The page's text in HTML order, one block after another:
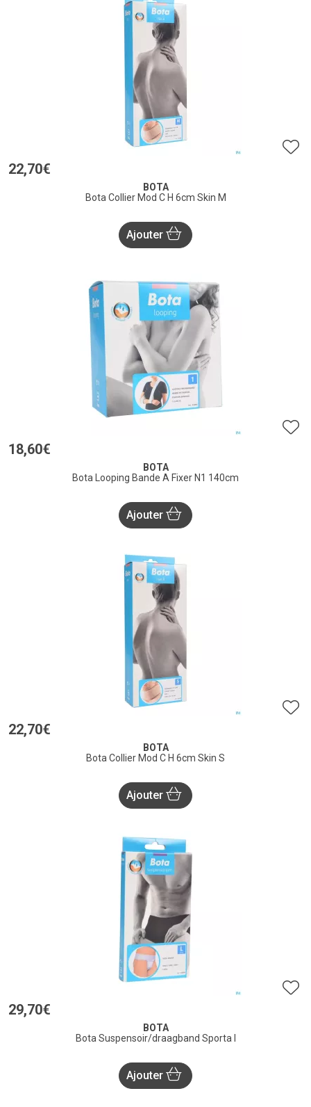
22,70€
BOTA
Bota Collier Mod C H 6cm Skin M
Ajouter
18,60€
BOTA
Bota Looping Bande A Fixer N1 140cm
Ajouter
22,70€
BOTA
Bota Collier Mod C H 6cm Skin S
Ajouter
29,70€
BOTA
Bota Suspensoir/draagband Sporta l
Ajouter